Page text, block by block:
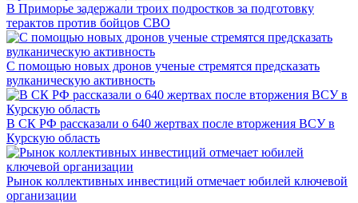
В Приморье задержали троих подростков за подготовку
терактов против бойцов СВО
С помощью новых дронов ученые стремятся предсказать
вулканическую активность
В СК РФ рассказали о 640 жертвах после вторжения ВСУ в
Курскую область
Рынок коллективных инвестиций отмечает юбилей ключевой
организации